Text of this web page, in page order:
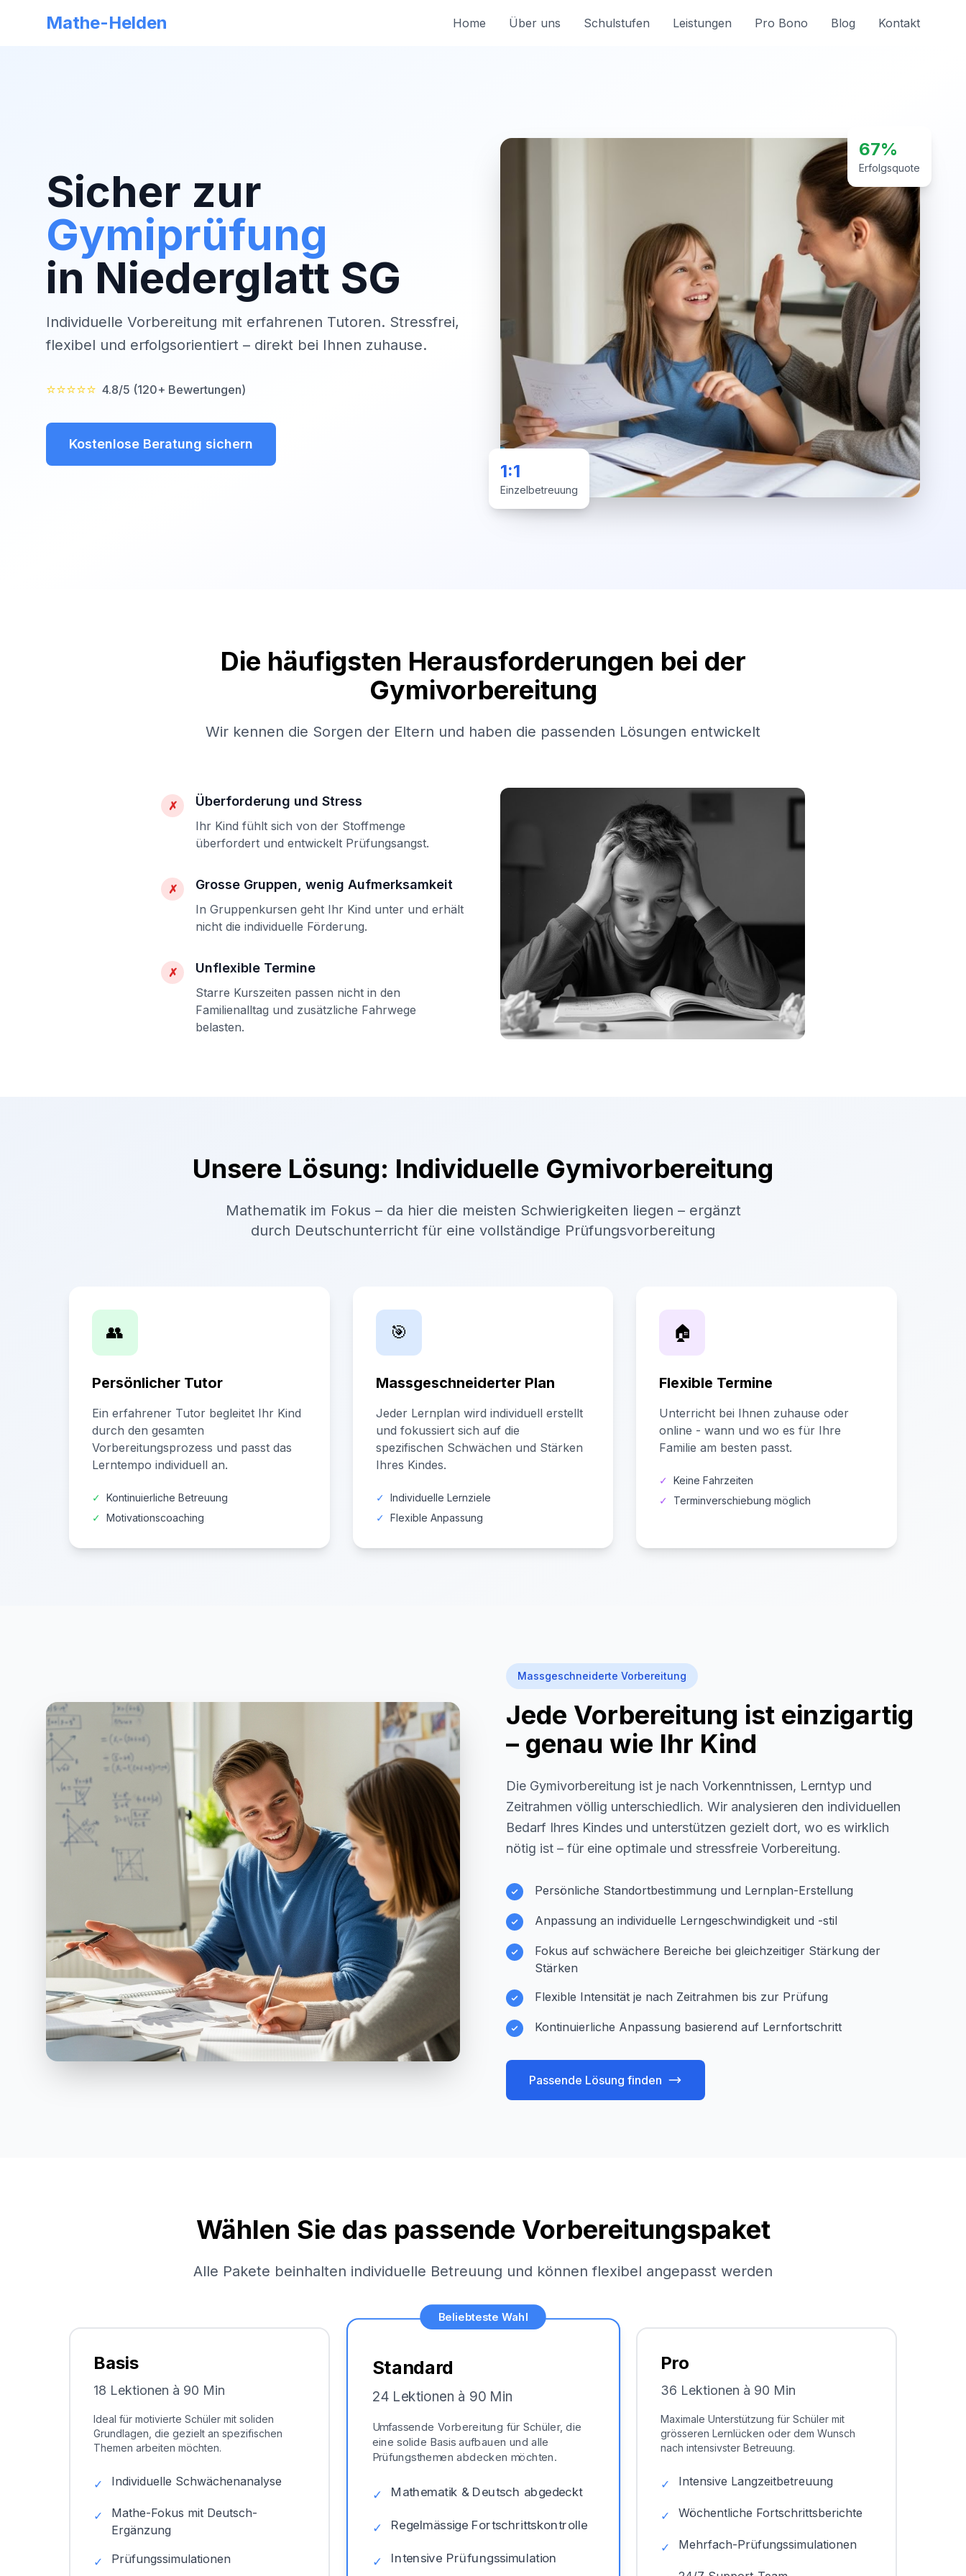
Mathe-Helden Home Über uns Schulstufen Leistungen Pro Bono Blog Kontakt
Sicher zur
Gymiprüfung
in Niederglatt SG
Individuelle Vorbereitung mit erfahrenen Tutoren. Stressfrei,
flexibel und erfolgsorientiert – direkt bei Ihnen zuhause.
⭐⭐⭐⭐⭐ 4.8/5 (120+ Bewertungen)
Kostenlose Beratung sichern
67%
Erfolgsquote
1:1
Einzelbetreuung
Die häufigsten Herausforderungen bei der
Gymivorbereitung
Wir kennen die Sorgen der Eltern und haben die passenden Lösungen entwickelt
✗ Überforderung und Stress
Ihr Kind fühlt sich von der Stoffmenge
überfordert und entwickelt Prüfungsangst.
✗ Grosse Gruppen, wenig Aufmerksamkeit
In Gruppenkursen geht Ihr Kind unter und erhält
nicht die individuelle Förderung.
✗ Unflexible Termine
Starre Kurszeiten passen nicht in den
Familienalltag und zusätzliche Fahrwege
belasten.
Unsere Lösung: Individuelle Gymivorbereitung
Mathematik im Fokus – da hier die meisten Schwierigkeiten liegen – ergänzt
durch Deutschunterricht für eine vollständige Prüfungsvorbereitung
👥
Persönlicher Tutor
Ein erfahrener Tutor begleitet Ihr Kind
durch den gesamten
Vorbereitungsprozess und passt das
Lerntempo individuell an.
✓ Kontinuierliche Betreuung
✓ Motivationscoaching
🎯
Massgeschneiderter Plan
Jeder Lernplan wird individuell erstellt
und fokussiert sich auf die
spezifischen Schwächen und Stärken
Ihres Kindes.
✓ Individuelle Lernziele
✓ Flexible Anpassung
🏠
Flexible Termine
Unterricht bei Ihnen zuhause oder
online - wann und wo es für Ihre
Familie am besten passt.
✓
Keine Fahrzeiten
✓
Terminverschiebung möglich
Massgeschneiderte Vorbereitung
Jede Vorbereitung ist einzigartig
– genau wie Ihr Kind
Die Gymivorbereitung ist je nach Vorkenntnissen, Lerntyp und
Zeitrahmen völlig unterschiedlich. Wir analysieren den individuellen
Bedarf Ihres Kindes und unterstützen gezielt dort, wo es wirklich
nötig ist – für eine optimale und stressfreie Vorbereitung.
Persönliche Standortbestimmung und Lernplan-Erstellung
Anpassung an individuelle Lerngeschwindigkeit und -stil
Fokus auf schwächere Bereiche bei gleichzeitiger Stärkung der
Stärken
Flexible Intensität je nach Zeitrahmen bis zur Prüfung
Kontinuierliche Anpassung basierend auf Lernfortschritt
Passende Lösung finden
Wählen Sie das passende Vorbereitungspaket
Alle Pakete beinhalten individuelle Betreuung und können flexibel angepasst werden
Basis
18 Lektionen à 90 Min
Ideal für motivierte Schüler mit soliden
Grundlagen, die gezielt an spezifischen
Themen arbeiten möchten.
✓ Individuelle Schwächenanalyse
✓
Mathe-Fokus mit Deutsch-
Ergänzung
✓ Prüfungssimulationen
Beliebteste Wahl
Standard
24 Lektionen à 90 Min
Umfassende Vorbereitung für Schüler, die
eine solide Basis aufbauen und alle
Prüfungsthemen abdecken möchten.
✓ Mathematik & Deutsch abgedeckt
✓ Regelmässige Fortschrittskontrolle
✓ Intensive Prüfungssimulation
Pro
36 Lektionen à 90 Min
Maximale Unterstützung für Schüler mit
grösseren Lernlücken oder dem Wunsch
nach intensivster Betreuung.
✓ Intensive Langzeitbetreuung
✓ Wöchentliche Fortschrittsberichte
✓ Mehrfach-Prüfungssimulationen